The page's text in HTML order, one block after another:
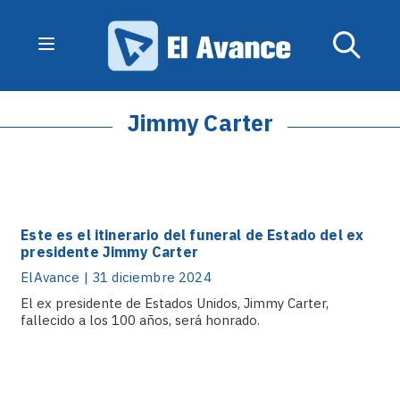
Jimmy Carter
Este es el itinerario del funeral de Estado del ex
presidente Jimmy Carter
ElAvance | 31 diciembre 2024
El ex presidente de Estados Unidos, Jimmy Carter,
fallecido a los 100 años, será honrado.